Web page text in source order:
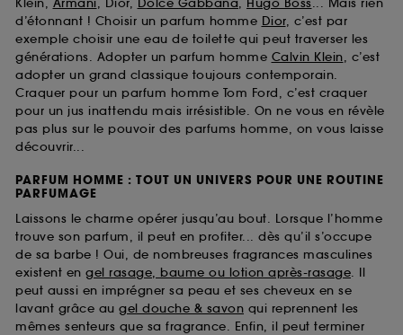
Klein, Armani, Dior, Dolce Gabbana, Hugo Boss... Mais rien
d’étonnant ! Choisir un parfum homme Dior, c’est par
exemple choisir une eau de toilette qui peut traverser les
générations. Adopter un parfum homme Calvin Klein, c’est
adopter un grand classique toujours contemporain.
Craquer pour un parfum homme Tom Ford, c’est craquer
pour un jus inattendu mais irrésistible. On ne vous en révèle
pas plus sur le pouvoir des parfums homme, on vous laisse
découvrir...
PARFUM HOMME : TOUT UN UNIVERS POUR UNE ROUTINE
PARFUMAGE
Laissons le charme opérer jusqu’au bout. Lorsque l’homme
trouve son parfum, il peut en profiter... dès qu’il s’occupe
de sa barbe ! Oui, de nombreuses fragrances masculines
existent en gel rasage, baume ou lotion après-rasage. Il
peut aussi en imprégner sa peau et ses cheveux en se
lavant grâce au gel douche & savon qui reprennent les
mêmes senteurs que sa fragrance. Enfin, il peut terminer